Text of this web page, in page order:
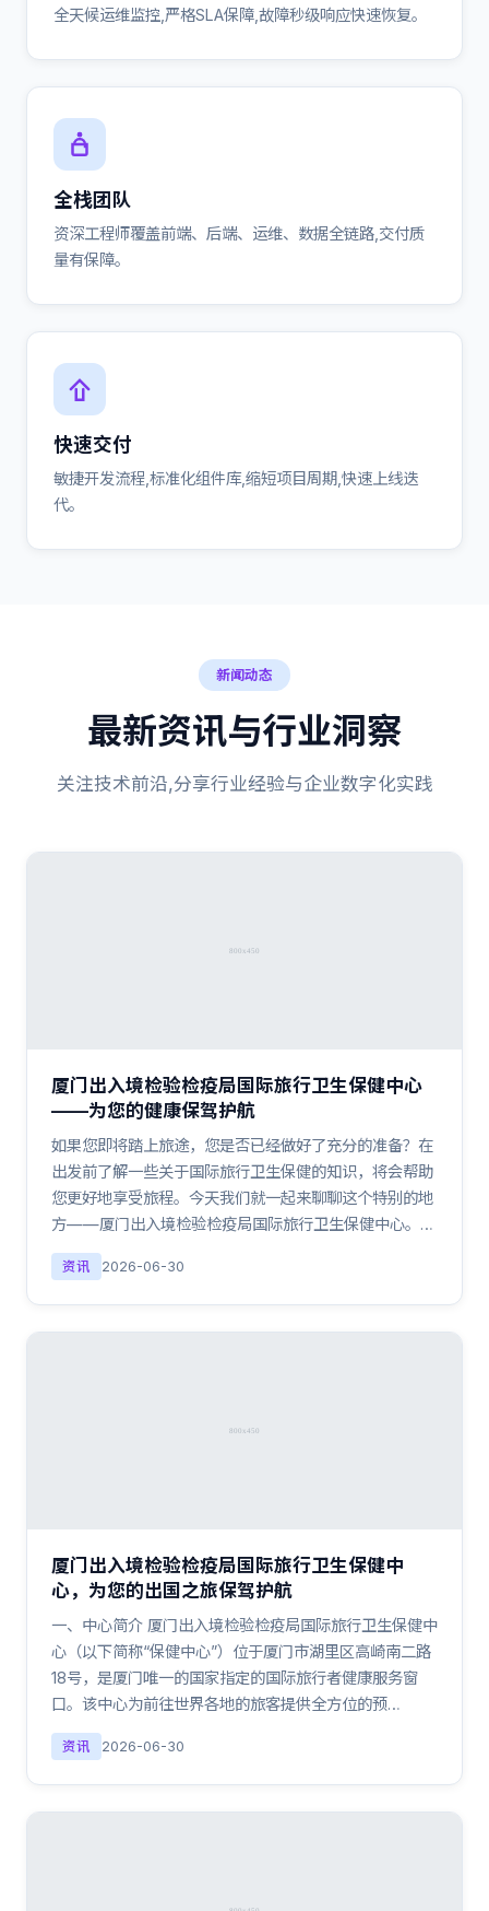
全天候运维监控,严格SLA保障,故障秒级响应快速恢复。
全栈团队
资深工程师覆盖前端、后端、运维、数据全链路,交付质
量有保障。
快速交付
敏捷开发流程,标准化组件库,缩短项目周期,快速上线迭
代。
新闻动态
最新资讯与行业洞察
关注技术前沿,分享行业经验与企业数字化实践
厦门出入境检验检疫局国际旅行卫生保健中心
——为您的健康保驾护航
如果您即将踏上旅途，您是否已经做好了充分的准备？在
出发前了解一些关于国际旅行卫生保健的知识，将会帮助
您更好地享受旅程。今天我们就一起来聊聊这个特别的地
方——厦门出入境检验检疫局国际旅行卫生保健中心。…
资讯 2026-06-30
厦门出入境检验检疫局国际旅行卫生保健中
心，为您的出国之旅保驾护航
一、中心简介 厦门出入境检验检疫局国际旅行卫生保健中
心（以下简称“保健中心”）位于厦门市湖里区高崎南二路
18号，是厦门唯一的国家指定的国际旅行者健康服务窗
口。该中心为前往世界各地的旅客提供全方位的预…
资讯 2026-06-30